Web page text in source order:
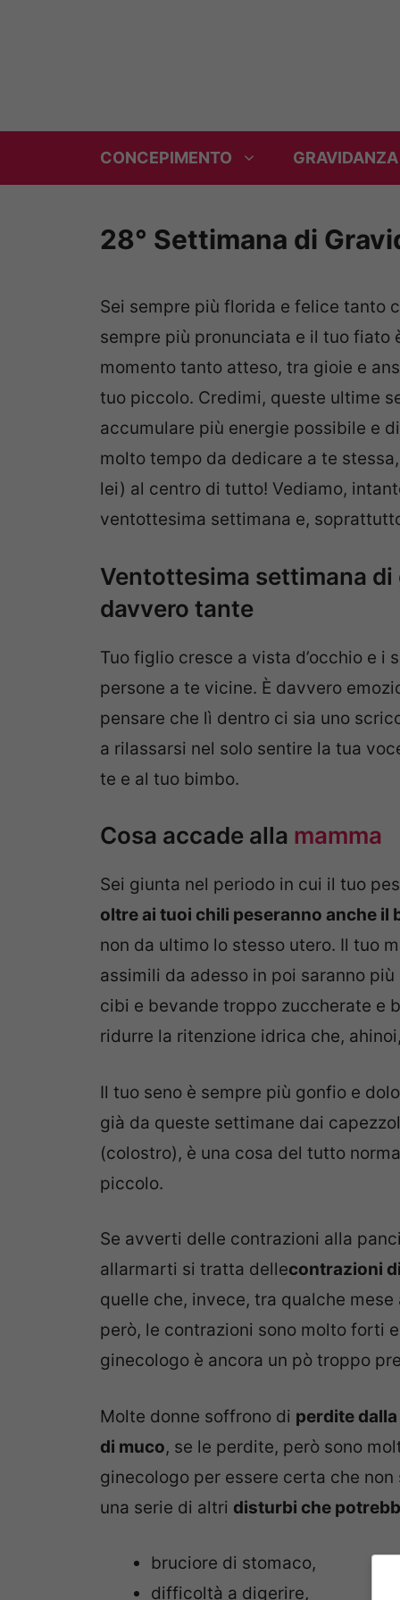
CONCEPIMENTO GRAVIDANZA
28° Settimana di
Sei sempre più florida e felice tanto
sempre più pronunciata e il tuo fiato
momento tanto atteso, tra gioie e
tuo piccolo. Credimi, queste ultime
accumulare più energie possibile e
molto tempo da dedicare a te
lei) al centro di tutto! Vediamo,
ventottesima settimana e,
Ventottesima settimana
davvero tante
Tuo figlio cresce a vista d’occhio e i
persone a te vicine. È davvero
pensare che lì dentro ci sia uno
a rilassarsi nel solo sentire la tua
te e al tuo bimbo.
Cosa accade alla mamma
Sei giunta nel periodo in cui il tuo
oltre ai tuoi chili peseranno anche il
non da ultimo lo stesso utero. Il tuo
assimili da adesso in poi saranno
cibi e bevande troppo zuccherate e
ridurre la ritenzione idrica che,
Il tuo seno è sempre più gonfio e
già da queste settimane dai
(colostro), è una cosa del tutto
piccolo.
Se avverti delle contrazioni alla
allarmarti si tratta dellecontrazioni
quelle che, invece, tra qualche
però, le contrazioni sono molto forti
ginecologo è ancora un pò troppo
Molte donne soffrono di perdite
di muco, se le perdite, però sono
ginecologo per essere certa che
una serie di altri disturbi che
bruciore di stomaco,
difficoltà a digerire,